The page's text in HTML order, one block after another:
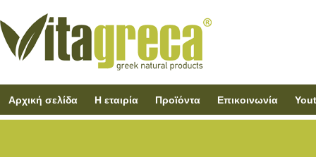
Αρχική σελίδα Η εταιρία Προϊόντα Επικοινωνία